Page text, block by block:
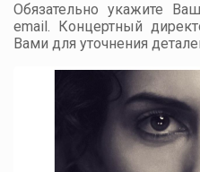
Обязательно укажите
email. Концертный
Вами для уточнения